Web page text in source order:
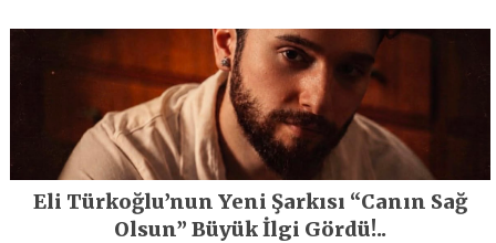
Eli Türkoğlu’nun Yeni Şarkısı “Canın Sağ
Olsun” Büyük İlgi Gördü!..